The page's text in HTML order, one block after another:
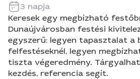
3 napja
Keresek egy megbízható
Dunaújvárosban festési
egyszerű: legyen tapasztalat a
felfestéseknél, legyen
tiszta végeredmény.
kezdés, referencia segít.